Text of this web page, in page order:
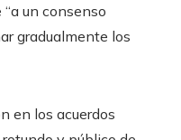
un consenso
gradualmente los
en los acuerdos